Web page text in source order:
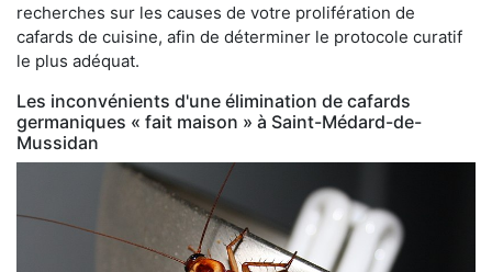
recherches sur les causes de votre prolifération de
cafards de cuisine, afin de déterminer le protocole curatif
le plus adéquat.
Les inconvénients d'une élimination de cafards
germaniques « fait maison » à Saint-Médard-de-
Mussidan